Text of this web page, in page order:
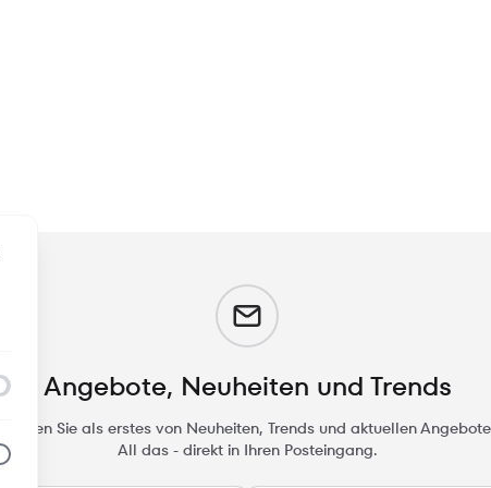
Angebote, Neuheiten und Trends
Erfahren Sie als erstes von Neuheiten, Trends und aktuellen
All das - direkt in Ihren Posteingang.